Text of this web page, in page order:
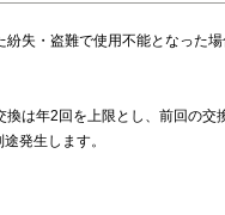
失・盗難で使用不能となった
は年2回を上限とし、前回の交
発生します。